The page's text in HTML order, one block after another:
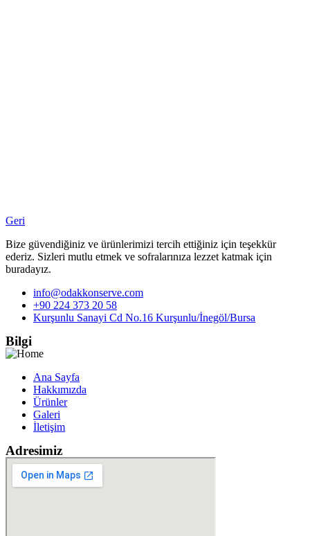
Geri
Bize güvendiğiniz ve ürünlerimizi tercih ettiğiniz için teşekkür
ederiz. Sizleri mutlu etmek ve sofralarınıza lezzet katmak için
buradayız.
info@odakkonserve.com
+90 224 373 20 58
Kurşunlu Sanayi Cd No.16 Kurşunlu/İnegöl/Bursa
Bilgi
Ana Sayfa
Hakkımızda
Ürünler
Galeri
İletişim
Adresimiz